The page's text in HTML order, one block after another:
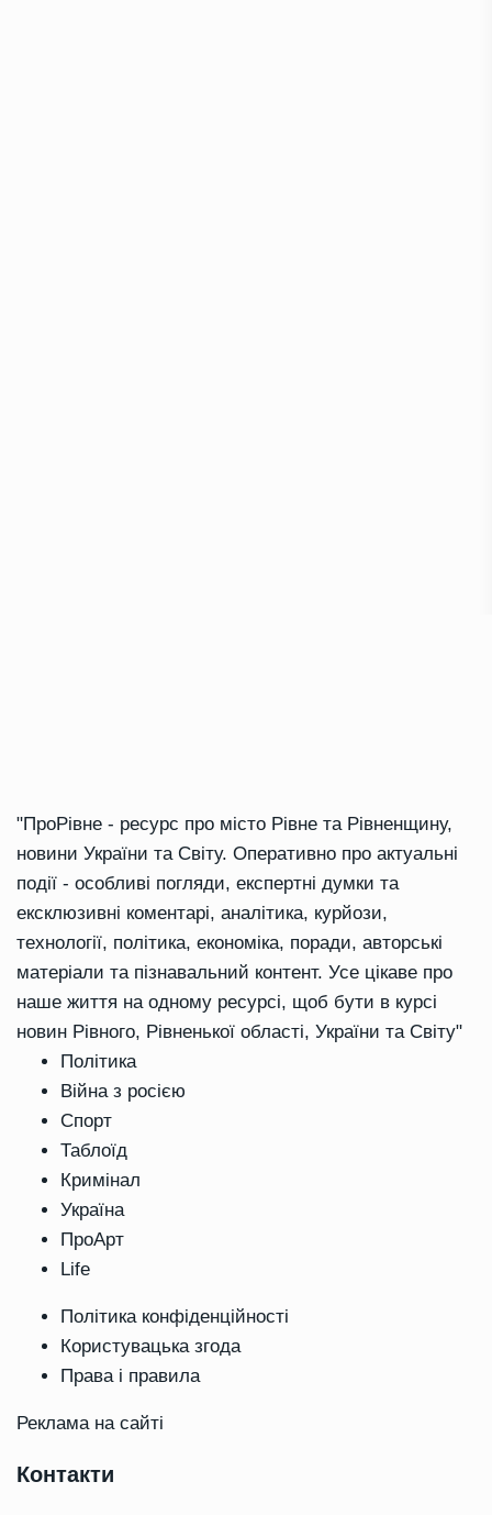
"ПроРівне - ресурс про місто Рівне та Рівненщину,
новини України та Світу. Оперативно про актуальні
події - особливі погляди, експертні думки та
ексклюзивні коментарі, аналітика, курйози,
технології, політика, економіка, поради, авторські
матеріали та пізнавальний контент. Усе цікаве про
наше життя на одному ресурсі, щоб бути в курсі
новин Рівного, Рівненької області, України та Світу"
Політика
Війна з росією
Спорт
Таблоїд
Кримінал
Україна
ПроАрт
Life
Політика конфіденційності
Користувацька згода
Права і правила
Реклама на сайті
Контакти